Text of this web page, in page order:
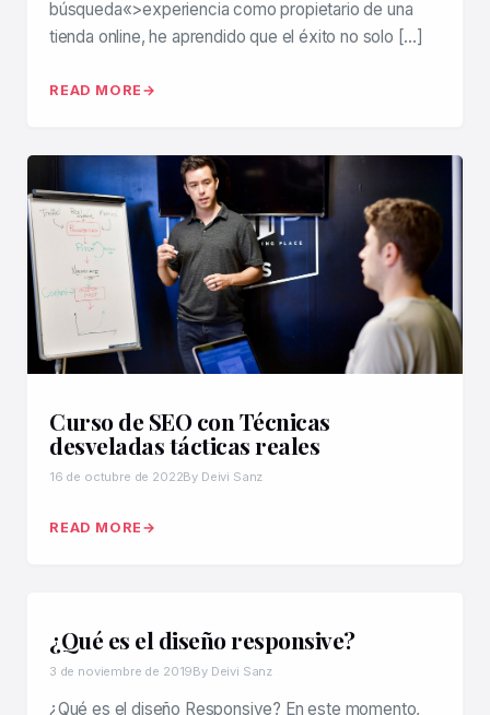
búsqueda«>experiencia como propietario de una
tienda online, he aprendido que el éxito no solo […]
READ MORE
Curso de SEO con Técnicas
desveladas tácticas reales
16 de octubre de 2022By Deivi Sanz
READ MORE
¿Qué es el diseño responsive?
3 de noviembre de 2019By Deivi Sanz
¿Qué es el diseño Responsive? En este momento,